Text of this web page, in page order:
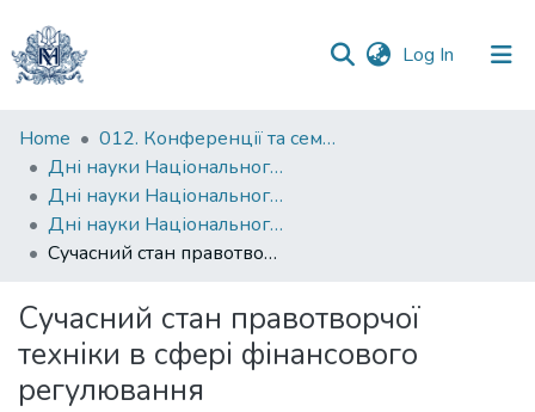
Log In (current)
Communities
&
Collections
All of DSpace
Statistics
Home
012. Конференції та семінари НаУКМА
Дні науки Національного університету "Києво-Могилянська академія"
Дні науки Національного університету "Києво-Могилянська академія" на факультеті правничих наук
Дні науки Національного університету "Києво-Могилянська академія" на факультеті правничих наук. 2012-2013
Сучасний стан правотворчої техніки в сфері фінансового регулювання
Сучасний стан правотворчої
техніки в сфері фінансового
регулювання